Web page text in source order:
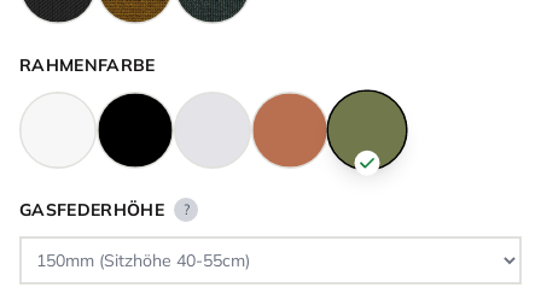
RAHMENFARBE
GASFEDERHÖHE ?